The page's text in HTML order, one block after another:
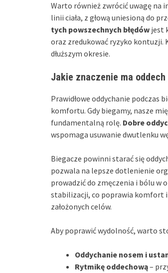
Warto również zwrócić uwagę na
linii ciała, z głową uniesioną do
tych powszechnych błędów jest
oraz zredukować ryzyko kontuzji.
dłuższym okresie.
Jakie znaczenie ma
Prawidłowe oddychanie podczas
komfortu. Gdy biegamy, nasze
fundamentalną rolę. Dobre
wspomaga usuwanie dwutlenku
Biegacze powinni starać się
pozwala na lepsze dotlenienie
prowadzić do zmęczenia i bólu w
stabilizacji, co poprawia komfort i
założonych celów.
Aby poprawić wydolność, warto
Oddychanie nosem i
Rytmikę oddechową–